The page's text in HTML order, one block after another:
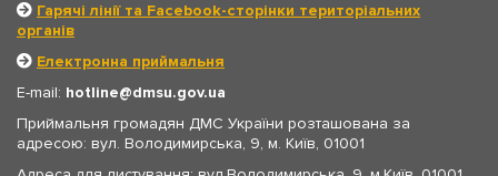
Гарячі лінії та Facebook-сторінки територіальних
органів
Електронна приймальня
E-mail: hotline
dmsu.gov.ua
Приймальня громадян ДМС України розташована за
адресою: вул. Володимирська, 9, м. Київ, 01001